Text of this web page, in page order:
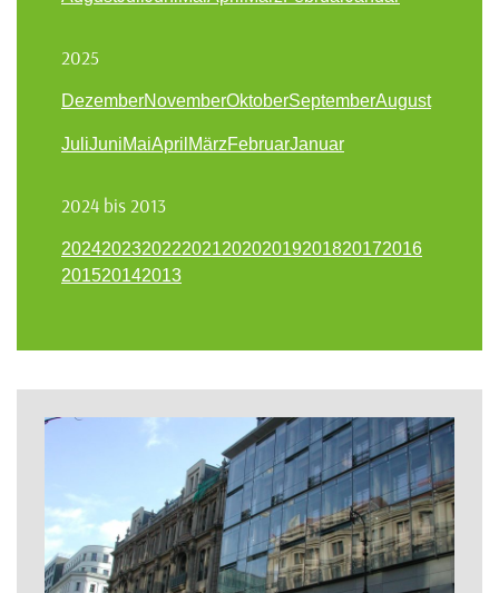
2025
DezemberNovemberOktoberSeptemberAugust
JuliJuniMaiApril MärzFebruarJanuar
2024 bis 2013
202420232022202120202019201820172016
201520142013